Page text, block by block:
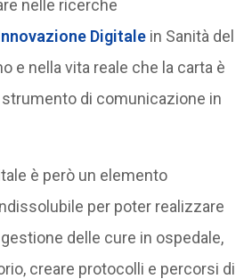
nelle ricerche
Digitalein Sanità del
e nella vita reale che la carta è
di comunicazione in
è però un elemento
per poter realizzare
delle cure in ospedale,
creare protocolli e percorsi di